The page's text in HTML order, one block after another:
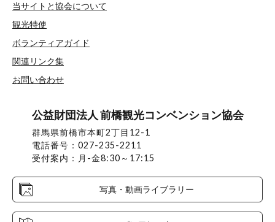
当サイトと協会について
観光特使
ボランティアガイド
関連リンク集
お問い合わせ
公益財団法人 前橋観光コンベンション協会
群馬県前橋市本町2丁目12-1
電話番号：027-235-2211
受付案内：月-金8:30～17:15
写真・動画ライブラリー